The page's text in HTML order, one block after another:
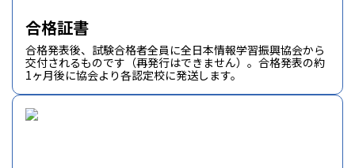
合格証書
合格発表後、試験合格者全員に全日本情報学習振興協会から
交付されるものです（再発行はできません）。合格発表の約
1ヶ月後に協会より各認定校に発送します。